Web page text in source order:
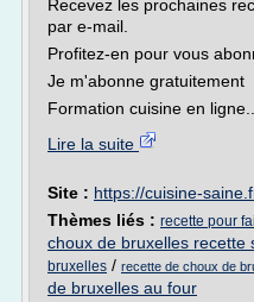
Recevez les prochaines
par e-mail.
Profitez-en pour vous
Je m'abonne gratuitement
Formation cuisine en ligne...
Lire la suite
Site : https://cuisine-
Thèmes liés : recette pour
choux de bruxelles recette
bruxelles / recette de choux de
de bruxelles au four